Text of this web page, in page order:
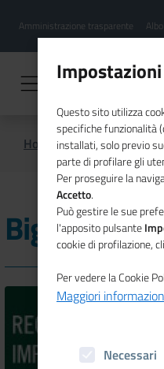
contenuto
Menu
hamburgher
Amministrazione trasparente
Home Imprese
Bigucci Livio
Questo sito utilizza
specifiche funzionalità
installati, solo previo
parte di profilare gli
Per proseguire la
Accetto.
Può gestire le sue
l'apposito pulsante
cookie di profilazione,
Per vedere la Cookie
Maggiori
Necessari